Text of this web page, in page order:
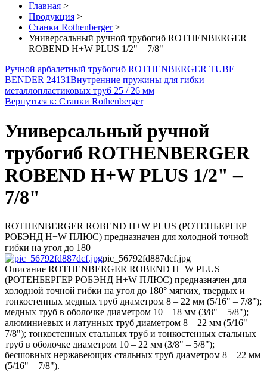
Главная >
Продукция >
Станки Rothenberger >
Универсальный ручной трубогиб ROTHENBERGER
ROBEND H+W PLUS 1/2" – 7/8"
Ручной арбалетный трубогиб ROTHENBERGER TUBE
BENDER 24131Внутренние пружины для гибки
металлопластиковых труб 25 / 26 мм
Вернуться к: Станки Rothenberger
Универсальный ручной
трубогиб ROTHENBERGER
ROBEND H+W PLUS 1/2" –
7/8"
ROTHENBERGER ROBEND H+W PLUS (РОТЕНБЕРГЕР
РОБЭНД H+W ПЛЮС) предназначен для холодной точной
гибки на угол до 180
pic_56792fd887dcf.jpg
Описание ROTHENBERGER ROBEND H+W PLUS
(РОТЕНБЕРГЕР РОБЭНД H+W ПЛЮС) предназначен для
холодной точной гибки на угол до 180° мягких, твердых и
тонкостенных медных труб диаметром 8 – 22 мм (5/16" – 7/8");
медных труб в оболочке диаметром 10 – 18 мм (3/8" – 5/8");
алюминиевых и латунных труб диаметром 8 – 22 мм (5/16" –
7/8"); тонкостенных стальных труб и тонкостенных стальных
труб в оболочке диаметром 10 – 22 мм (3/8" – 5/8");
бесшовных нержавеющих стальных труб диаметром 8 – 22 мм
(5/16" – 7/8").